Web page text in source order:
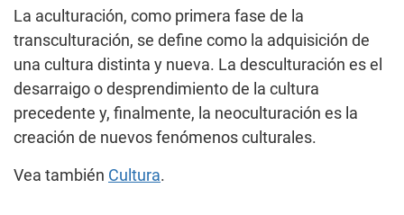
La aculturación, como primera fase de la
transculturación, se define como la adquisición de
una cultura distinta y nueva. La desculturación es el
desarraigo o desprendimiento de la cultura
precedente y, finalmente, la neoculturación es la
creación de nuevos fenómenos culturales.
Vea también Cultura.